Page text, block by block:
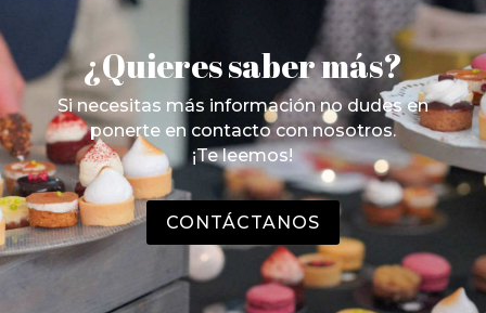
¿Quieres saber más?
Si necesitas más información no dudes en
ponerte en contacto con nosotros.
¡Te leemos!
CONTÁCTANOS